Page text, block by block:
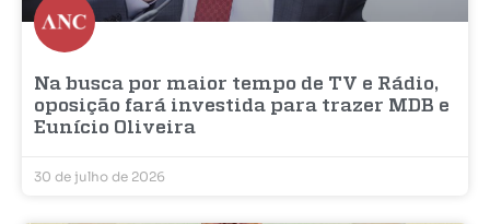
Na busca por maior tempo de TV e Rádio,
oposição fará investida para trazer MDB e
Eunício Oliveira
30 de julho de 2026